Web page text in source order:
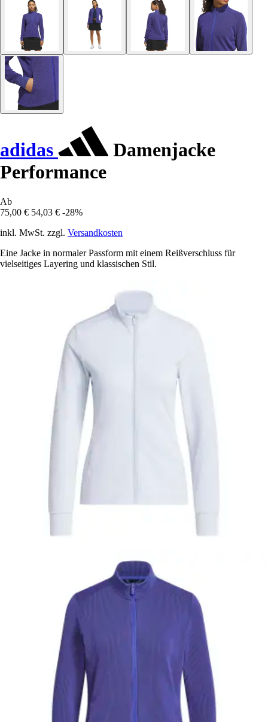
adidas
Damenjacke
Performance
Ab
75,00 € 54,03 € -28%
inkl. MwSt. zzgl. Versandkosten
Eine Jacke in normaler Passform mit einem Reißverschluss für
vielseitiges Layering und klassischen Stil.